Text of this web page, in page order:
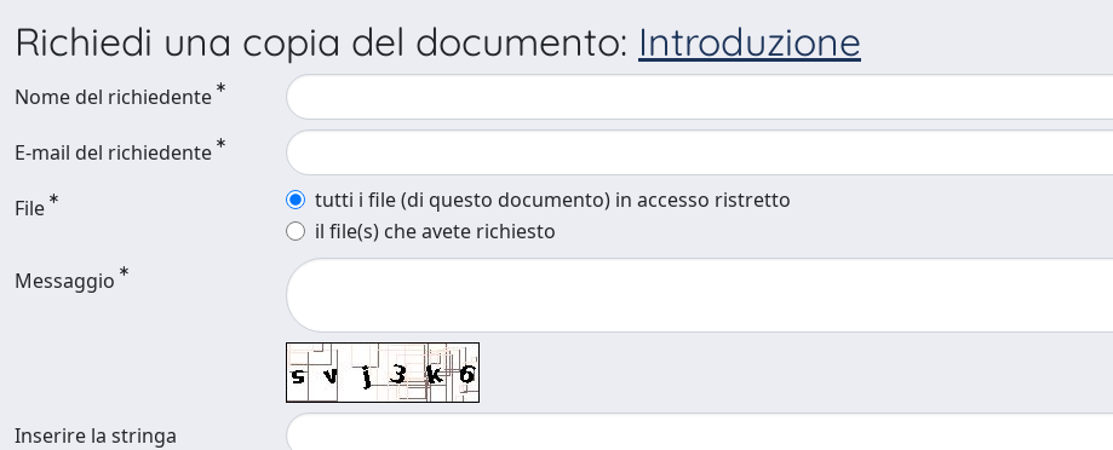
Richiedi una copia del documento: Introduzione
Nome del richiedente
E-mail del richiedente
File
tutti i file (di questo documento) in accesso ristretto
il file(s) che avete richiesto
Messaggio
Inserire la stringa